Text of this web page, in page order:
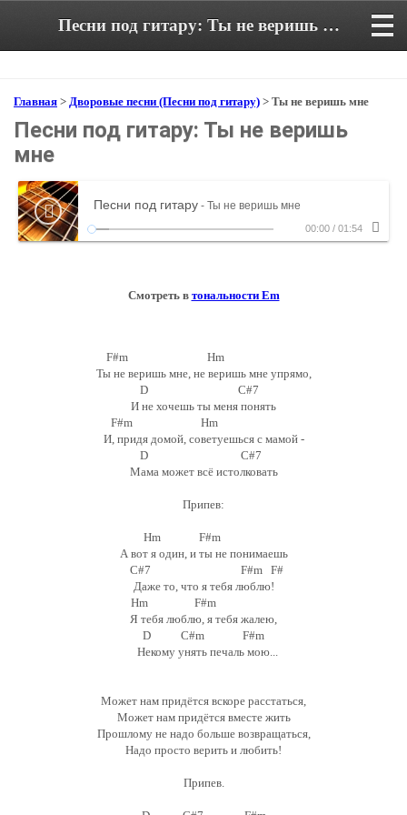
Песни под гитару: Ты не веришь мне. Аккорды и текст песни
Главная > Дворовые песни (Песни под гитару) > Ты не веришь мне
Песни под гитару: Ты не веришь
мне
Песни под гитару - Ты не веришь мне
00:00 / 01:54
Смотреть в тональности Em
F#m Hm
Ты не веришь мне, не веришь мне упрямо,
D C#7
И не хочешь ты меня понять
F#m Hm
И, придя домой, советуешься с мамой -
D C#7
Мама может всё истолковать
Припев:
Hm F#m
А вот я один, и ты не понимаешь
C#7 F#m F#
Даже то, что я тебя люблю!
Hm F#m
Я тебя люблю, я тебя жалею,
D C#m F#m
Некому унять печаль мою...
Может нам придётся вскоре расстаться,
Может нам придётся вместе жить
Прошлому не надо больше возвращаться,
Надо просто верить и любить!
Припев.